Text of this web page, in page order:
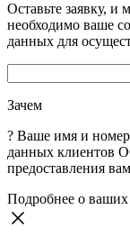
Оставьте заявку,
необходимо ваше
данных для
Зачем
? Ваше имя и номер
данных клиентов
предоставления
Подробнее о ваших